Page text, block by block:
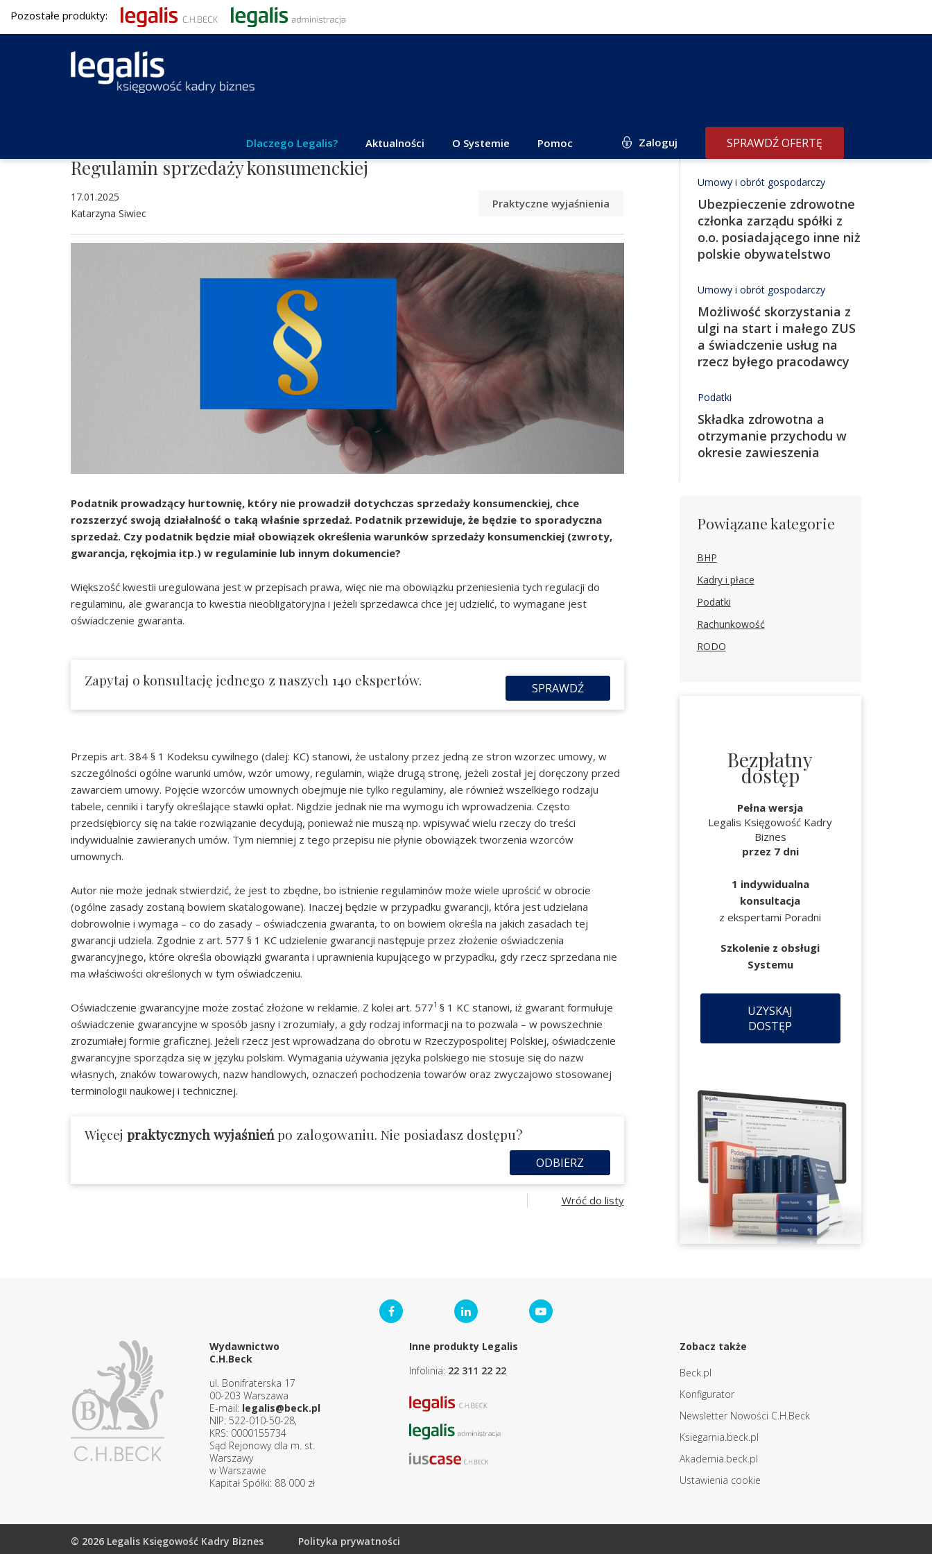
Pozostałe produkty:
Dlaczego Legalis? Aktualności O Systemie Pomoc Zaloguj SPRAWDŹ OFERTĘ
Regulamin sprzedaży konsumenckiej
17.01.2025
Katarzyna Siwiec
Praktyczne wyjaśnienia
Podatnik prowadzący hurtownię, który nie prowadził dotychczas sprzedaży konsumenckiej, chce
rozszerzyć swoją działalność o taką właśnie sprzedaż. Podatnik przewiduje, że będzie to sporadyczna
sprzedaż. Czy podatnik będzie miał obowiązek określenia warunków sprzedaży konsumenckiej (zwroty,
gwarancja, rękojmia itp.) w regulaminie lub innym dokumencie?
Większość kwestii uregulowana jest w przepisach prawa, więc nie ma obowiązku przeniesienia tych regulacji do
regulaminu, ale gwarancja to kwestia nieobligatoryjna i jeżeli sprzedawca chce jej udzielić, to wymagane jest
oświadczenie gwaranta.
Zapytaj o konsultację jednego z naszych 140 ekspertów. SPRAWDŹ
Przepis art. 384 § 1 Kodeksu cywilnego (dalej: KC) stanowi, że ustalony przez jedną ze stron wzorzec umowy, w
szczególności ogólne warunki umów, wzór umowy, regulamin, wiąże drugą stronę, jeżeli został jej doręczony przed
zawarciem umowy. Pojęcie wzorców umownych obejmuje nie tylko regulaminy, ale również wszelkiego rodzaju
tabele, cenniki i taryfy określające stawki opłat. Nigdzie jednak nie ma wymogu ich wprowadzenia. Często
przedsiębiorcy się na takie rozwiązanie decydują, ponieważ nie muszą np. wpisywać wielu rzeczy do treści
indywidualnie zawieranych umów. Tym niemniej z tego przepisu nie płynie obowiązek tworzenia wzorców
umownych.
Autor nie może jednak stwierdzić, że jest to zbędne, bo istnienie regulaminów może wiele uprościć w obrocie
(ogólne zasady zostaną bowiem skatalogowane). Inaczej będzie w przypadku gwarancji, która jest udzielana
dobrowolnie i wymaga – co do zasady – oświadczenia gwaranta, to on bowiem określa na jakich zasadach tej
gwarancji udziela. Zgodnie z art. 577 § 1 KC udzielenie gwarancji następuje przez złożenie oświadczenia
gwarancyjnego, które określa obowiązki gwaranta i uprawnienia kupującego w przypadku, gdy rzecz sprzedana nie
ma właściwości określonych w tym oświadczeniu.
Oświadczenie gwarancyjne może zostać złożone w reklamie. Z kolei art. 5771 § 1 KC stanowi, iż gwarant formułuje
oświadczenie gwarancyjne w sposób jasny i zrozumiały, a gdy rodzaj informacji na to pozwala – w powszechnie
zrozumiałej formie graficznej. Jeżeli rzecz jest wprowadzana do obrotu w Rzeczypospolitej Polskiej, oświadczenie
gwarancyjne sporządza się w języku polskim. Wymagania używania języka polskiego nie stosuje się do nazw
własnych, znaków towarowych, nazw handlowych, oznaczeń pochodzenia towarów oraz zwyczajowo stosowanej
terminologii naukowej i technicznej.
Więcej praktycznych wyjaśnieńpo zalogowaniu. Nie posiadasz dostępu?
ODBIERZ
Wróć do listy
Redakcja poleca
Umowy i obrót gospodarczy
Ubezpieczenie zdrowotne
członka zarządu spółki z
o.o. posiadającego inne niż
polskie obywatelstwo
Umowy i obrót gospodarczy
Możliwość skorzystania z
ulgi na start i małego ZUS
a świadczenie usług na
rzecz byłego pracodawcy
Podatki
Składka zdrowotna a
otrzymanie przychodu w
okresie zawieszenia
Powiązane kategorie
BHP
Kadry i płace
Podatki
Rachunkowość
RODO
Bezpłatny
dostęp
Pełna wersja
Legalis Księgowość Kadry
Biznes
przez 7 dni
1 indywidualna
konsultacja
z ekspertami Poradni
Szkolenie z obsługi
Systemu
UZYSKAJ
DOSTĘP
Wydawnictwo
C.H.Beck
ul. Bonifraterska 17
00-203 Warszawa
E-mail: legalis@beck.pl
NIP: 522-010-50-28,
KRS: 0000155734
Sąd Rejonowy dla m. st.
Warszawy
w Warszawie
Kapitał Spółki: 88 000 zł
Inne produkty Legalis
Infolinia: 22 311 22 22
Zobacz także
Beck.pl
Konfigurator
Newsletter Nowości C.H.Beck
Ksiegarnia.beck.pl
Akademia.beck.pl
Ustawienia cookie
© 2026 Legalis Księgowość Kadry Biznes Polityka prywatności